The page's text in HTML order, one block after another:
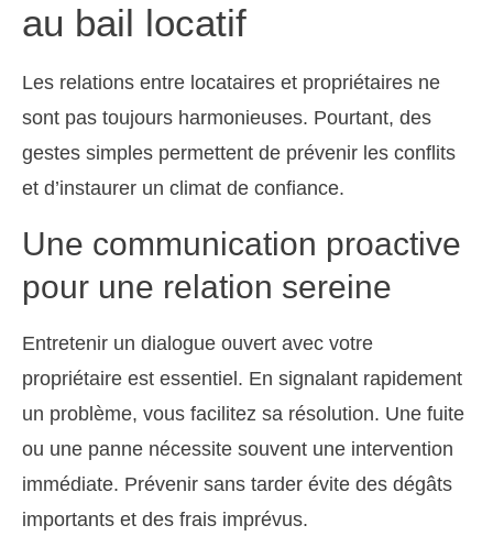
au bail locatif
Les relations entre locataires et propriétaires ne
sont pas toujours harmonieuses. Pourtant, des
gestes simples permettent de prévenir les conflits
et d’instaurer un climat de confiance.
Une communication proactive
pour une relation sereine
Entretenir un dialogue ouvert avec votre
propriétaire est essentiel. En signalant rapidement
un problème, vous facilitez sa résolution. Une fuite
ou une panne nécessite souvent une intervention
immédiate. Prévenir sans tarder évite des dégâts
importants et des frais imprévus.